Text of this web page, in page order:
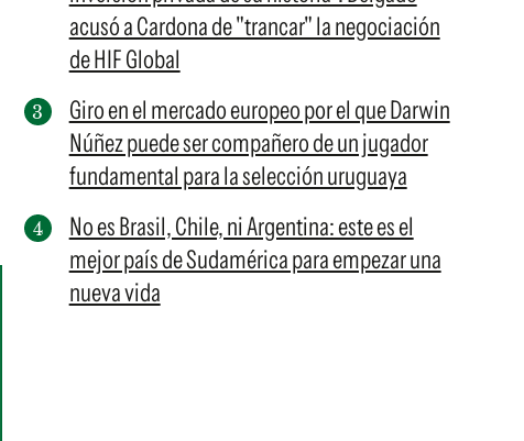
acusó a Cardona de "trancar" la negociación
de HIF Global
Giro en el mercado europeo por el que Darwin
Núñez puede ser compañero de un jugador
fundamental para la selección uruguaya
No es Brasil, Chile, ni Argentina: este es el
mejor país de Sudamérica para empezar una
nueva vida